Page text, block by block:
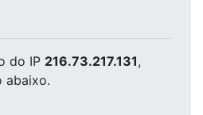
do IP 216.73.217.131,
abaixo.